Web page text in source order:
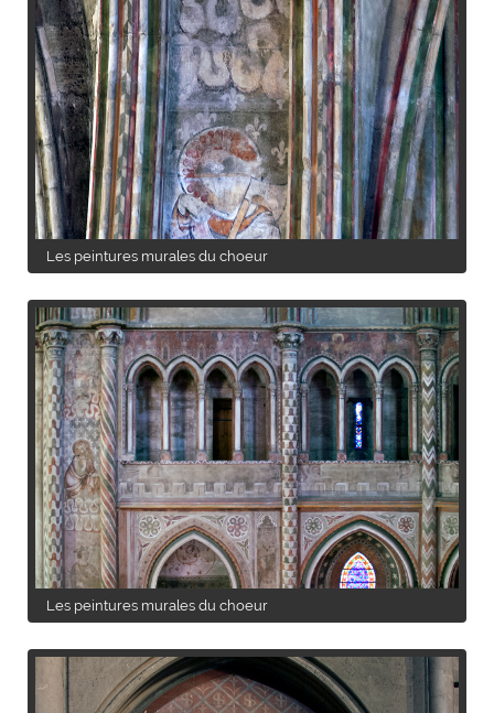
Les peintures murales du choeur
Les peintures murales du choeur